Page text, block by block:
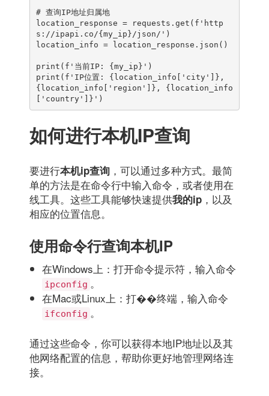
# 查询IP地址归属地
location_response = requests.get(f'http
s://ipapi.co/{my_ip}/json/')
location_info = location_response.json()
print(f'当前IP: {my_ip}')
print(f'IP位置: {location_info['city']},
{location_info['region']}, {location_info
['country']}')
如何进行本机IP查询
要进行本机ip查询 ，可以通过多种方式。最简
单的方法是在命令行中输入命令，或者使用在
线工具。这些工具能够快速提供我的ip ，以及
相应的位置信息。
使用命令行查询本机IP
在Windows上：打开命令提示符，输入命令
ipconfig 。
在Mac或Linux上：打��终端，输入命令
ifconfig 。
通过这些命令，你可以获得本地IP地址以及其
他网络配置的信息，帮助你更好地管理网络连
接。